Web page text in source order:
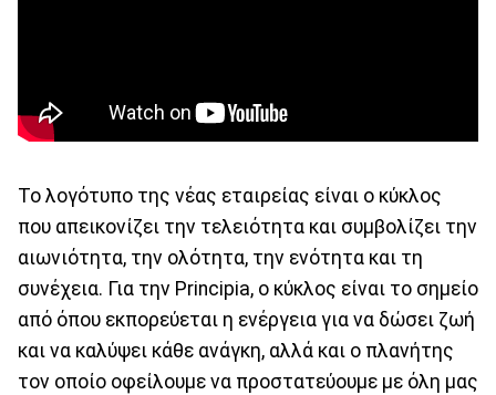
Το λογότυπο της νέας εταιρείας είναι ο κύκλος
που απεικονίζει την τελειότητα και συμβολίζει την
αιωνιότητα, την ολότητα, την ενότητα και τη
συνέχεια. Για την Principia, o κύκλος είναι το σημείο
από όπου εκπορεύεται η ενέργεια για να δώσει ζωή
και να καλύψει κάθε ανάγκη, αλλά και ο πλανήτης
τον οποίο οφείλουμε να προστατεύουμε με όλη μας